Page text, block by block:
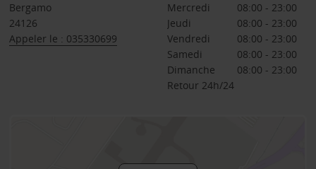
Bergamo
24126
Appeler le : 035330699
Mercredi
08:00 - 23:00
Jeudi
08:00 - 23:00
Vendredi
08:00 - 23:00
Samedi
08:00 - 23:00
Dimanche
08:00 - 23:00
Retour 24h/24